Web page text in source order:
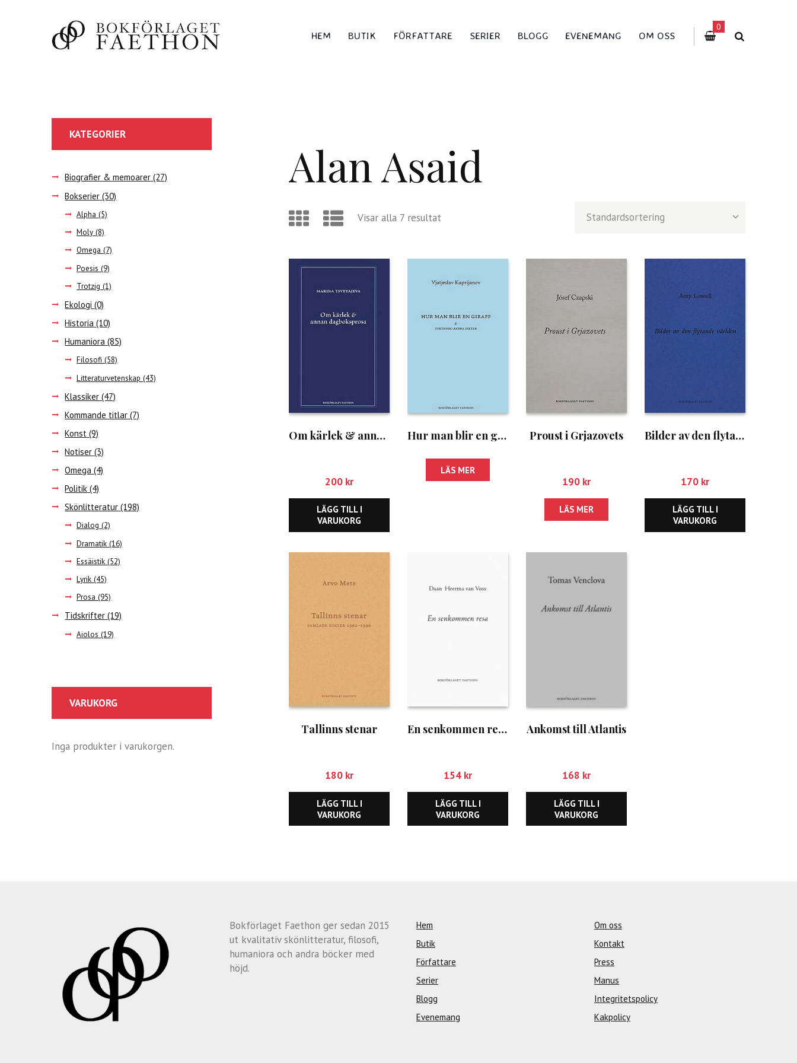
HEM BUTIK FÖRFATTARE SERIER BLOGG EVENEMANG OM OSS
0
Alan Asaid
Visar alla 7 resultat
Om kärlek & annan dagboksprosa
200 kr
LÄGG TILL I
VARUKORG
Hur man blir en giraff & 49 andra dikter
LÄS MER
Proust i Grjazovets
190 kr
LÄS MER
Bilder av den flytande världen
170 kr
LÄGG TILL I
VARUKORG
Tallinns stenar
180 kr
LÄGG TILL I
VARUKORG
En senkommen resa
154 kr
LÄGG TILL I
VARUKORG
Ankomst till Atlantis
168 kr
LÄGG TILL I
VARUKORG
KATEGORIER
Biografier & memoarer (27)
Bokserier (30)
Alpha (5)
Moly (8)
Omega (7)
Poesis (9)
Trotzig (1)
Ekologi (0)
Historia (10)
Humaniora (85)
Filosofi (58)
Litteraturvetenskap (43)
Klassiker (47)
Kommande titlar (7)
Konst (9)
Notiser (3)
Omega (4)
Politik (4)
Skönlitteratur (198)
Dialog (2)
Dramatik (16)
Essäistik (52)
Lyrik (45)
Prosa (95)
Tidskrifter (19)
Aiolos (19)
VARUKORG
Inga produkter i varukorgen.
Bokförlaget Faethon ger sedan 2015
ut kvalitativ skönlitteratur, filosofi,
humaniora och andra böcker med
höjd.
Hem
Butik
Författare
Serier
Blogg
Evenemang
Om oss
Kontakt
Press
Manus
Integritetspolicy
Kakpolicy